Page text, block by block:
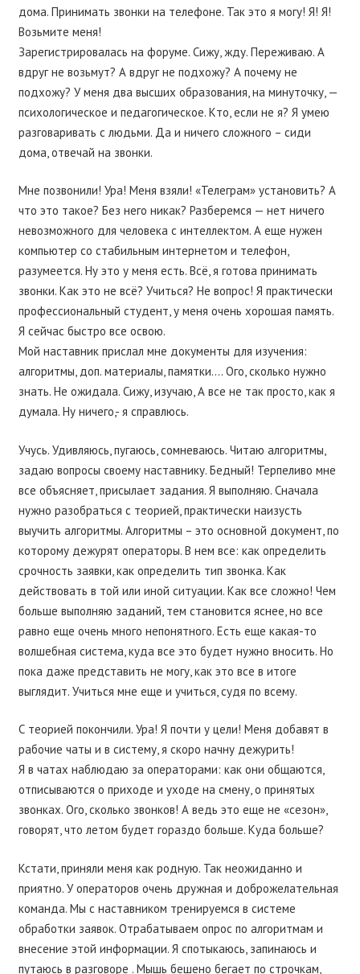
дома. Принимать звонки на телефоне. Так это я могу! Я! Я!
Возьмите меня!
Зарегистрировалась на форуме. Сижу, жду. Переживаю. А
вдруг не возьмут? А вдруг не подхожу? А почему не
подхожу? У меня два высших образования, на минуточку, —
психологическое и педагогическое. Кто, если не я? Я умею
разговаривать с людьми. Да и ничего сложного – сиди
дома, отвечай на звонки.
Мне позвонили! Ура! Меня взяли! «Телеграм» установить? А
что это такое? Без него никак? Разберемся — нет ничего
невозможного для человека с интеллектом. А еще нужен
компьютер со стабильным интернетом и телефон,
разумеется. Ну это у меня есть. Всё, я готова принимать
звонки. Как это не всё? Учиться? Не вопрос! Я практически
профессиональный студент, у меня очень хорошая память.
Я сейчас быстро все освою.
Мой наставник прислал мне документы для изучения:
алгоритмы, доп. материалы, памятки…. Ого, сколько нужно
знать. Не ожидала. Сижу, изучаю, А все не так просто, как я
думала. Ну ничего,- я справлюсь.
Учусь. Удивляюсь, пугаюсь, сомневаюсь. Читаю алгоритмы,
задаю вопросы своему наставнику. Бедный! Терпеливо мне
все объясняет, присылает задания. Я выполняю. Сначала
нужно разобраться с теорией, практически наизусть
выучить алгоритмы. Алгоритмы – это основной документ, по
которому дежурят операторы. В нем все: как определить
срочность заявки, как определить тип звонка. Как
действовать в той или иной ситуации. Как все сложно! Чем
больше выполняю заданий, тем становится яснее, но все
равно еще очень много непонятного. Есть еще какая-то
волшебная система, куда все это будет нужно вносить. Но
пока даже представить не могу, как это все в итоге
выглядит. Учиться мне еще и учиться, судя по всему.
С теорией покончили. Ура! Я почти у цели! Меня добавят в
рабочие чаты и в систему, я скоро начну дежурить!
Я в чатах наблюдаю за операторами: как они общаются,
отписываются о приходе и уходе на смену, о принятых
звонках. Ого, сколько звонков! А ведь это еще не «сезон»,
говорят, что летом будет гораздо больше. Куда больше?
Кстати, приняли меня как родную. Так неожиданно и
приятно. У операторов очень дружная и доброжелательная
команда. Мы с наставником тренируемся в системе
обработки заявок. Отрабатываем опрос по алгоритмам и
внесение этой информации. Я спотыкаюсь, запинаюсь и
путаюсь в разговоре . Мышь бешено бегает по строчкам,